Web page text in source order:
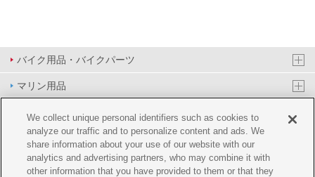
バイク用品・バイクパーツ
マリン用品
PAS/YPJ用品
その他用品
イベント&エンターテイメント
We collect unique personal identifiers such as cookies to
analyze our traffic and to personalize content and ads. We
share information about your use of our website with our
analytics and advertising partners, who may combine it with
other information that you have provided to them or that they